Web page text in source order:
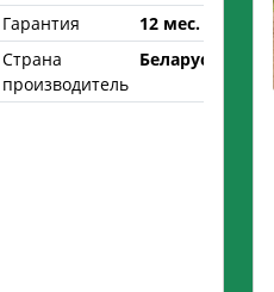
Гарантия
12 мес.
Страна
производитель
Беларусь